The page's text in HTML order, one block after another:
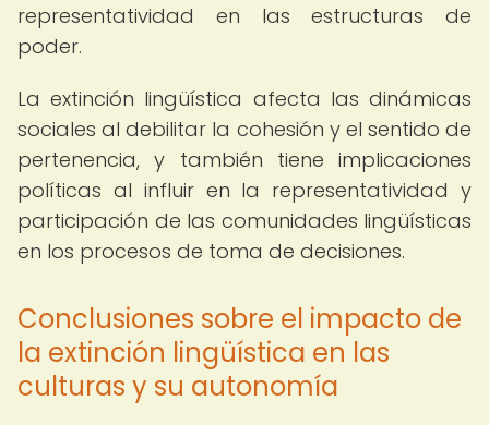
representatividad en las estructuras de
poder.
La extinción lingüística afecta las dinámicas
sociales al debilitar la cohesión y el sentido de
pertenencia, y también tiene implicaciones
políticas al influir en la representatividad y
participación de las comunidades lingüísticas
en los procesos de toma de decisiones.
Conclusiones sobre el impacto de
la extinción lingüística en las
culturas y su autonomía